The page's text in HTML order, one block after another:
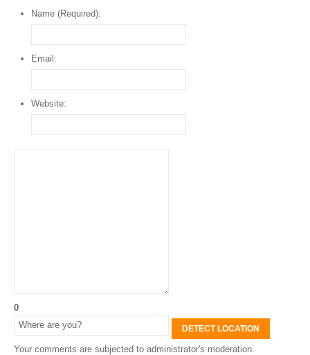
Name (Required):
Email:
Website:
0
DETECT LOCATION
Your comments are subjected to administrator's moderation.